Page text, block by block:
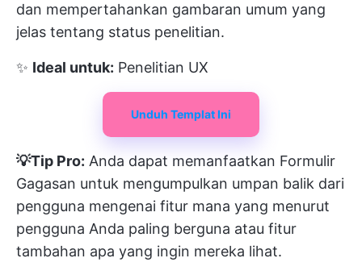
dan mempertahankan gambaran umum yang
jelas tentang status penelitian.
✨ Ideal untuk: Penelitian UX
Unduh Templat Ini
💡Tip Pro: Anda dapat memanfaatkan Formulir
Gagasan untuk mengumpulkan umpan balik dari
pengguna mengenai fitur mana yang menurut
pengguna Anda paling berguna atau fitur
tambahan apa yang ingin mereka lihat.